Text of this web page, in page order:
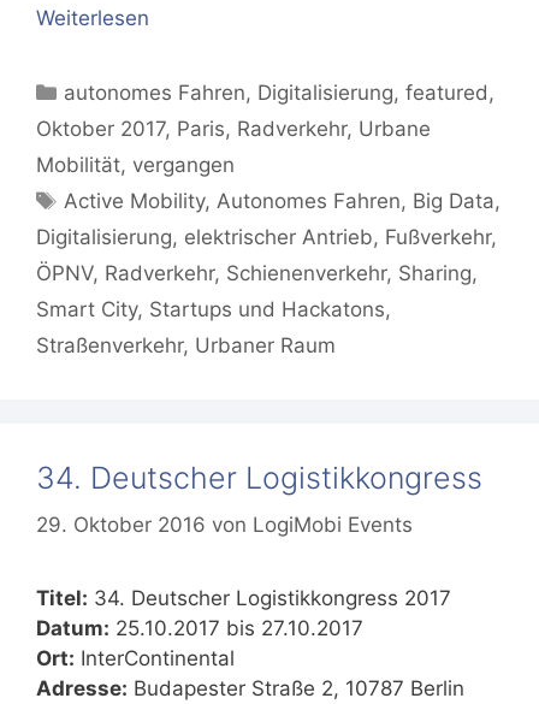
Weiterlesen
Kategorien
autonomes Fahren, Digitalisierung,featured,
Oktober 2017, Paris, Radverkehr, Urbane
Mobilität, vergangen
Schlagwörter
Active Mobility,Autonomes Fahren, Big Data,
Digitalisierung, elektrischer Antrieb, Fußverkehr,
ÖPNV, Radverkehr, Schienenverkehr, Sharing,
Smart City, Startups und Hackatons,
Straßenverkehr, Urbaner Raum
34. Deutscher Logistikkongress
29. Oktober 2016 von LogiMobi Events
Titel: 34. Deutscher Logistikkongress 2017
Datum: 25.10.2017 bis 27.10.2017
Ort: InterContinental
Adresse: Budapester Straße 2, 10787 Berlin